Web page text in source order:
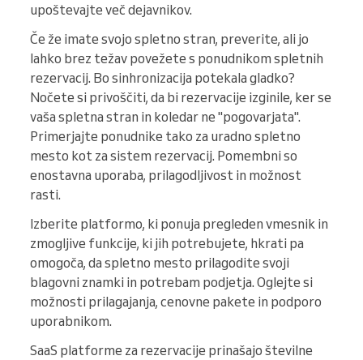
upoštevajte več dejavnikov.
Če že imate svojo spletno stran, preverite, ali jo
lahko brez težav povežete s ponudnikom spletnih
rezervacij. Bo sinhronizacija potekala gladko?
Nočete si privoščiti, da bi rezervacije izginile, ker se
vaša spletna stran in koledar ne "pogovarjata".
Primerjajte ponudnike tako za uradno spletno
mesto kot za sistem rezervacij. Pomembni so
enostavna uporaba, prilagodljivost in možnost
rasti.
Izberite platformo, ki ponuja pregleden vmesnik in
zmogljive funkcije, ki jih potrebujete, hkrati pa
omogoča, da spletno mesto prilagodite svoji
blagovni znamki in potrebam podjetja. Oglejte si
možnosti prilagajanja, cenovne pakete in podporo
uporabnikom.
SaaS platforme za rezervacije prinašajo številne